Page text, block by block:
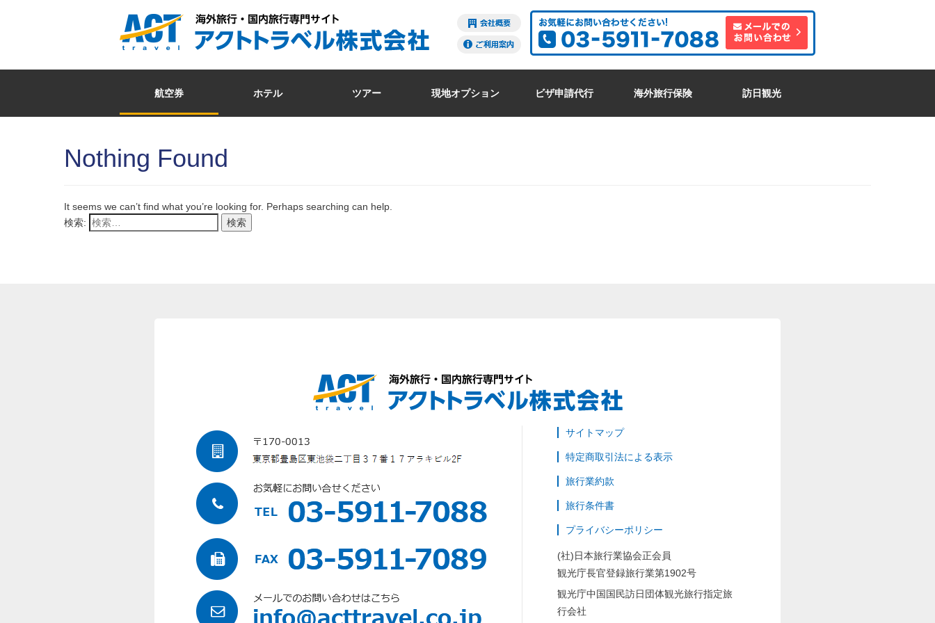
航空券 ホテル ツアー 現地オプション ビザ申請代行 海外旅行保険 訪日観光
Nothing Found
It seems we can’t find what you’re looking for. Perhaps searching can help.
検索:
サイトマップ
特定商取引法による表示
旅行業約款
旅行条件書
プライバシーポリシー
(社)日本旅行業協会正会員
観光庁長官登録旅行業第1902号
観光庁中国国民訪日団体観光旅行指定旅
行会社